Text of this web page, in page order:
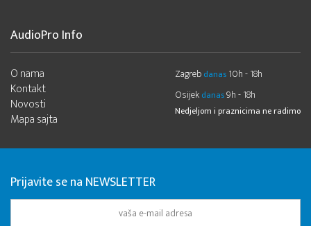
AudioPro Info
O nama
Kontakt
Novosti
Mapa sajta
Zagreb danas 10h - 18h
Osijek danas9h - 18h
Nedjeljom i praznicima ne radimo
Prijavite se na NEWSLETTER